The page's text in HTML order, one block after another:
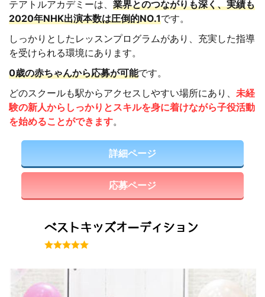
テアトルアカデミーは、 業界とのつながりも深く、実績も
2020年NHK出演本数は圧倒的NO.1です。
しっかりとしたレッスンプログラムがあり、充実した指導
を受けられる環境にあります。
0歳の赤ちゃんから応募が可能です。
どのスクールも駅からアクセスしやすい場所にあり、 未経
験の新人からしっかりとスキルを身に着けながら子役活動
を始めることができます。
詳細ページ
応募ページ
ベストキッズオーディション